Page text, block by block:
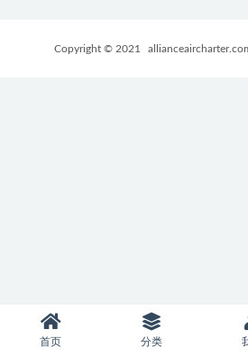
Copyright © 2021
首页 分类